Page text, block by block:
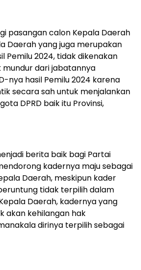
pasangan calon Kepala Daerah
Daerah yang juga merupakan
Pemilu 2024, tidak dikenakan
dari jabatannya
nya hasil Pemilu 2024 karena
secara sah untuk menjalankan
DPRD baik itu Provinsi,
berita baik bagi Partai
kadernya maju sebagai
Daerah, meskipun kader
tidak terpilih dalam
Daerah, kadernya yang
akan kehilangan hak
dirinya terpilih sebagai